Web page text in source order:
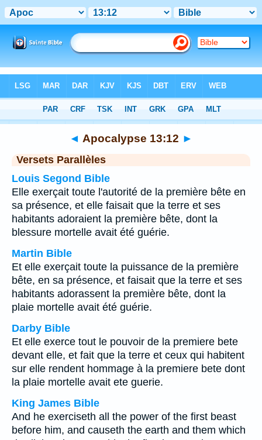
Chapitre 13 > Verset 12
◄ Apocalypse 13:12 ►
Versets Parallèles
Louis Segond Bible
Elle exerçait toute l'autorité de la première bête en
sa présence, et elle faisait que la terre et ses
habitants adoraient la première bête, dont la
blessure mortelle avait été guérie.
Martin Bible
Et elle exerçait toute la puissance de la première
bête, en sa présence, et faisait que la terre et ses
habitants adorassent la première bête, dont la
plaie mortelle avait été guérie.
Darby Bible
Et elle exerce tout le pouvoir de la premiere bete
devant elle, et fait que la terre et ceux qui habitent
sur elle rendent hommage à la premiere bete dont
la plaie mortelle avait ete guerie.
King James Bible
And he exerciseth all the power of the first beast
before him, and causeth the earth and them which